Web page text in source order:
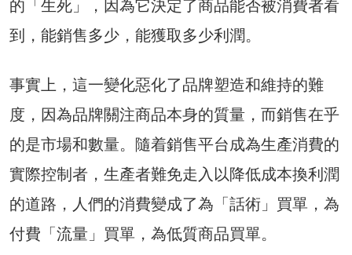
的「生死」，因為它決定了商品能否被消費者看
到，能銷售多少，能獲取多少利潤。
事實上，這一變化惡化了品牌塑造和維持的難
度，因為品牌關注商品本身的質量，而銷售在乎
的是市場和數量。隨着銷售平台成為生產消費的
實際控制者，生產者難免走入以降低成本換利潤
的道路，人們的消費變成了為「話術」買單，為
付費「流量」買單，為低質商品買單。